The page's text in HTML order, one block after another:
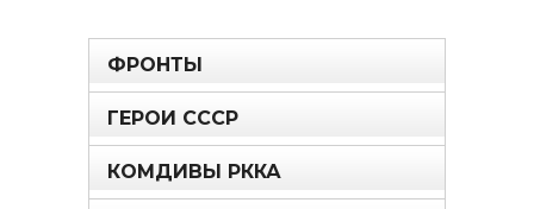
ФРОНТЫ
ГЕРОИ СССР
КОМДИВЫ РККА